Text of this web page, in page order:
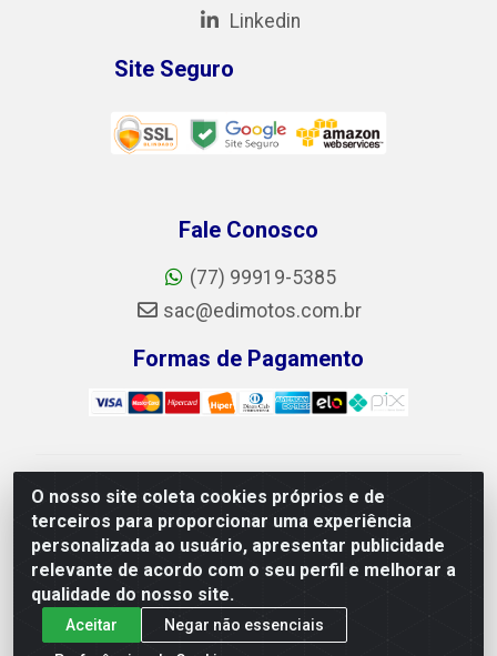
O nosso site coleta cookies próprios e de
terceiros para proporcionar uma experiência
personalizada ao usuário, apresentar publicidade
relevante de acordo com o seu perfil e melhorar a
qualidade do nosso site.
Aceitar
Negar não essenciais
Linkedin
Site Seguro
Fale Conosco
(77) 99919-5385
sac@edimotos.com.br
Formas de Pagamento
Edimotos Edilson Martins do Prado Ferraz LTDA - CNPJ
06.184.828/0001-23 - Rua Libano, 255, L-1,
Jd.guanabara - Felicia, Vitória da Conquista/BA - CEP
45055-225